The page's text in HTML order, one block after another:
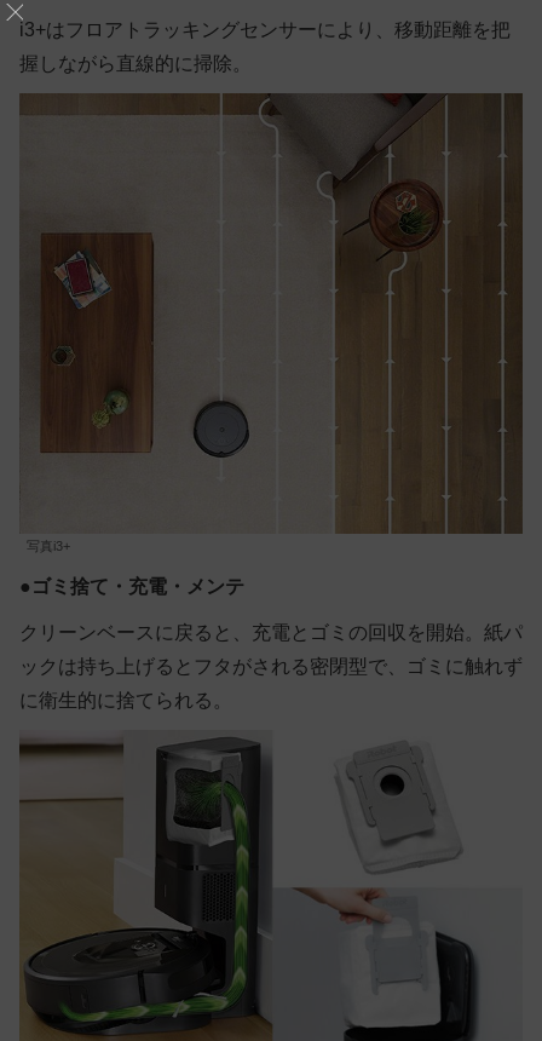
i3+はフロアトラッキングセンサーにより、移動距離を把
握しながら直線的に掃除。
写真i3+
● ゴミ捨て・充電・メンテ
クリーンベースに戻ると、充電とゴミの回収を開始。紙パ
ックは持ち上げるとフタがされる密閉型で、ゴミに触れず
に衛生的に捨てられる。